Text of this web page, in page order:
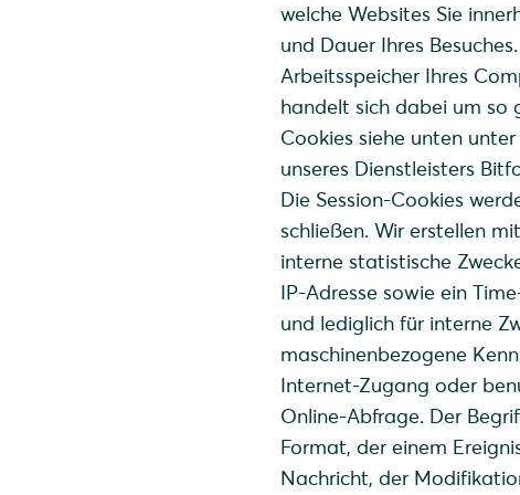
welche Websites Sie
und Dauer Ihres
Arbeitsspeicher Ihres
handelt sich dabei um so
Cookies siehe unten
unseres Dienstleisters
Die Session-Cookies
schließen. Wir erstellen
interne statistische
IP-Adresse sowie ein
und lediglich für interne
maschinenbezogene
Internet-Zugang oder
Online-Abfrage. Der
Format, der einem
Nachricht, der